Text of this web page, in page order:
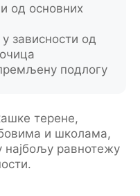
од основних
зависности од
подлогу
терене,
и школама,
најбољу равнотежу